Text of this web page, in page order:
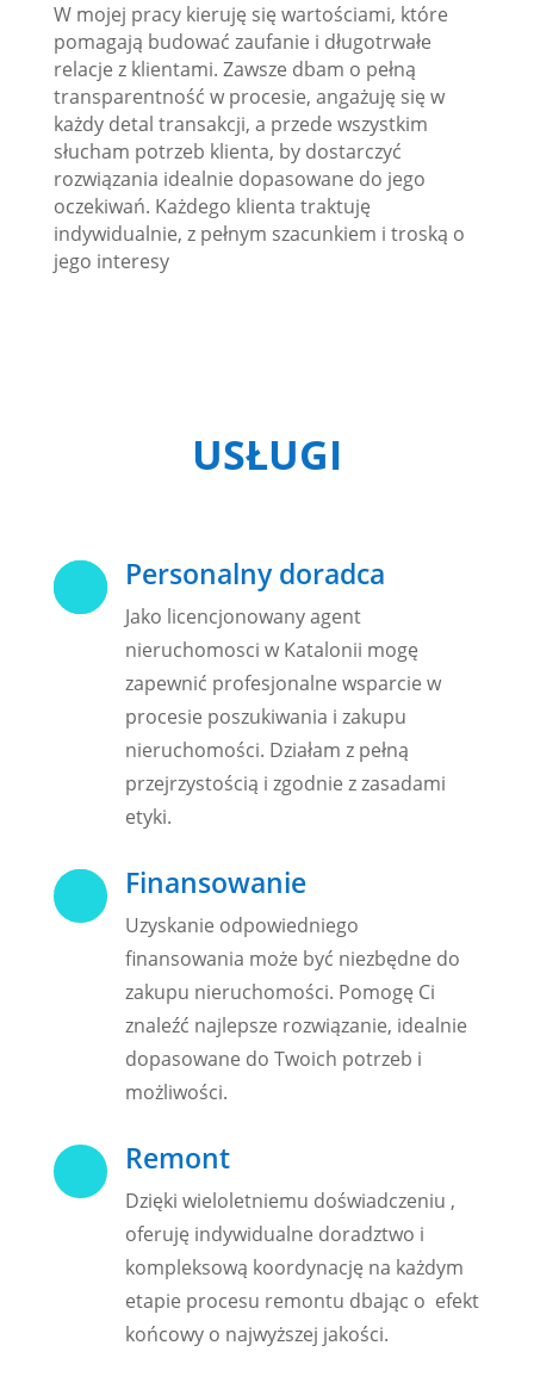
W mojej pracy kieruję się wartościami, które
pomagają budować zaufanie i długotrwałe
relacje z klientami. Zawsze dbam o pełną
transparentność w procesie, angażuję się w
każdy detal transakcji, a przede wszystkim
słucham potrzeb klienta, by dostarczyć
rozwiązania idealnie dopasowane do jego
oczekiwań. Każdego klienta traktuję
indywidualnie, z pełnym szacunkiem i troską o
jego interesy
USŁUGI
k Personalny doradca
Jako licencjonowany agent
nieruchomosci w Katalonii mogę
zapewnić profesjonalne wsparcie w
procesie poszukiwania i zakupu
nieruchomości. Działam z pełną
przejrzystością i zgodnie z zasadami
etyki.
 Finansowanie
Uzyskanie odpowiedniego
finansowania może być niezbędne do
zakupu nieruchomości. Pomogę Ci
znaleźć najlepsze rozwiązanie, idealnie
dopasowane do Twoich potrzeb i
możliwości.
g Remont
Dzięki wieloletniemu doświadczeniu ,
oferuję indywidualne doradztwo i
kompleksową koordynację na każdym
etapie procesu remontu dbając o efekt
końcowy o najwyższej jakości.